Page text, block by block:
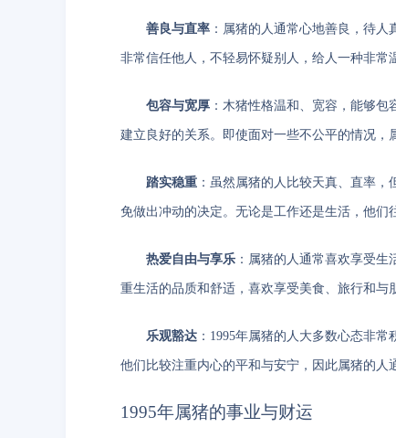
善良与直率 ：属猪的人通常心地善良，待
非常信任他人，不轻易怀疑别人，给人一种非常
包容与宽厚 ：木猪性格温和、宽容，能够
建立良好的关系。即使面对一些不公平的情况，
踏实稳重 ：虽然属猪的人比较天真、直率
免做出冲动的决定。无论是工作还是生活，他们
热爱自由与享乐 ：属猪的人通常喜欢享受
重生活的品质和舒适，喜欢享受美食、旅行和与
乐观豁达 ：1995年属猪的人大多数心态非
他们比较注重内心的平和与安宁，因此属猪的人
1995年属猪的事业与财运